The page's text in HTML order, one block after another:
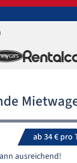
ab 34 € pro
ausreichend!